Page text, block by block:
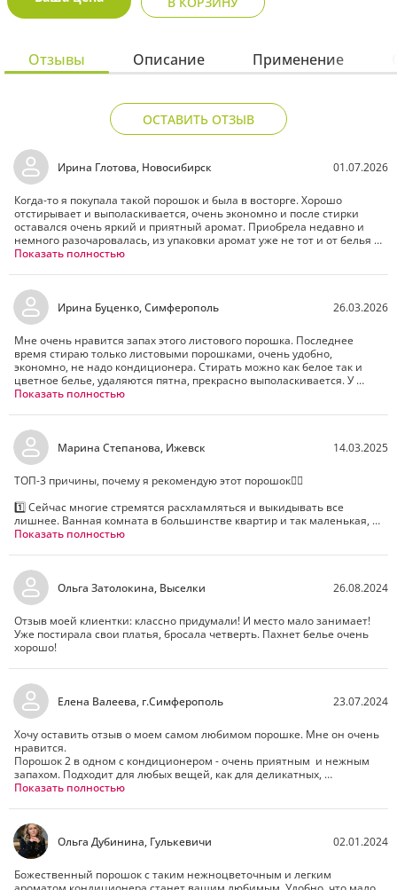
Отзывы Описание Применение
ОСТАВИТЬ ОТЗЫВ
Ирина Глотова, Новосибирск 01.07.2026
Когда-то я покупала такой порошок и была в восторге. Хорошо
отстирывает и выполаскивается, очень экономно и после стирки
оставался очень яркий и приятный аромат. Приобрела недавно и
немного разочаровалась, из упаковки аромат уже не тот и от белья
после стирки уже не пахнет (качество стирки вроде то же) может
Показать полностью
Ирина Буценко, Симферополь 26.03.2026
Мне очень нравится запах этого листового порошка. Последнее
время стираю только листовыми порошками, очень удобно,
экономно, не надо кондиционера. Стирать можно как белое так и
цветное белье, удаляются пятна, прекрасно выполаскивается. У
ребенка аллергия и я очень осторожно выбираю порошки. Эти не
Показать полностью
Марина Степанова, Ижевск 14.03.2025
ТОП-3 причины, почему я рекомендую этот порошок👍🏻
1️⃣ Сейчас многие стремятся расхламляться и выкидывать все
лишнее. Ванная комната в большинстве квартир и так маленькая,
поэтому большие коробки или канистры с порошками ни к чему.
ванную.
2️⃣ Скоро начнется дачный сезон и надо будет ездить туда-сюда. 🙈
Лист порошка тоже не займет много места в сумке. Удобно же!
3️⃣ Порошок сразу с кондиционером 🌸 От запаха рыбы и других
стойких "ароматов" на кухонных полотенцах справляется на "ура".
А самое приятное, что этот порошок достался мне в подарок. Так что,
кто читает этот отзыв, вы не только покупайте в Батэль, но и
интересуйтесь у своего наставника, как можно получать продукцию в
подарок и зарабатывать в Батэль ❤️
Показать полностью
Ольга Затолокина, Выселки 26.08.2024
Отзыв моей клиентки: классно придумали! И место мало занимает!
Уже постирала свои платья, бросала четверть. Пахнет белье очень
хорошо!
Елена Валеева, г.Симферополь 23.07.2024
Хочу оставить отзыв о моем самом любимом порошке. Мне он очень
нравится.
Порошок 2 в одном с кондиционером - очень приятным  и нежным
запахом. Подходит для любых вещей, как для деликатных,
шерстяных, детских, так для стирки удаления запаха животных (у
а тут замочила, постирала и запаха нет!), для белого, цветного,
темного.
Отстирывает жировые пятна. Можно стирать, используя сколько у
тебя кг белья в стиральной машине, а можно руками. Этот порошок,
если отправляешься в дорогу, можно взять с собой и занимает мало
место, удобно.
Показать полностью
Ольга Дубинина, Гулькевичи 02.01.2024
Божественный порошок с таким нежноцветочным и легким
8-800-201-38-27